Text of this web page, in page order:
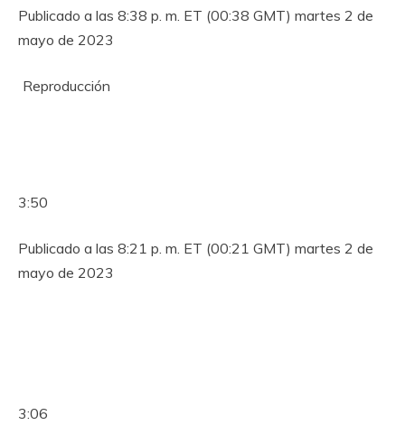
Publicado a las 8:38 p. m. ET (00:38 GMT) martes 2 de
mayo de 2023
Reproducción
3:50
Publicado a las 8:21 p. m. ET (00:21 GMT) martes 2 de
mayo de 2023
3:06